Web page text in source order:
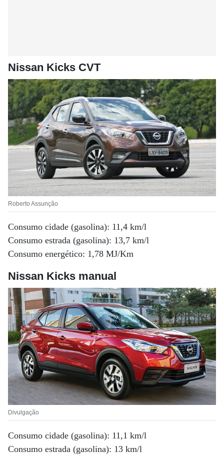
Nissan Kicks CVT
Roberto Assunção
Consumo cidade (gasolina): 11,4 km/l
Consumo estrada (gasolina): 13,7 km/l
Consumo energético: 1,78 MJ/Km
Nissan Kicks manual
Divulgação
Consumo cidade (gasolina): 11,1 km/l
Consumo estrada (gasolina): 13 km/l